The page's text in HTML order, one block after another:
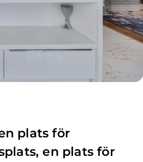
plats för
en plats för